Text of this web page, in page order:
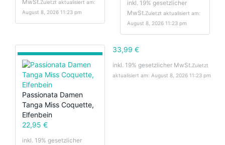
MwSt.Zuletzt aktualisiert am:
August 8, 2026 11:23 pm
inkl. 19% gesetzlicher
MwSt.Zuletzt aktualisiert am:
August 8, 2026 11:23 pm
Passionata Damen
Tanga Miss Coquette,
Elfenbein
22,95 €
inkl. 19% gesetzlicher
33,99 €
inkl. 19% gesetzlicher MwSt.Zuletzt
aktualisiert am: August 8, 2026 11:23 pm